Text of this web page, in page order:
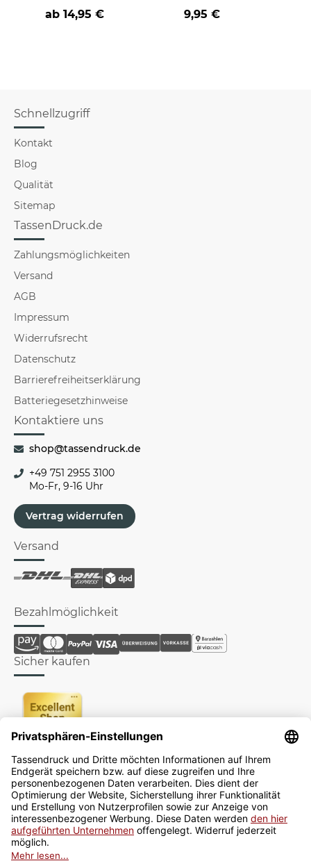
dich - mit 4 Fotos
ab 14,95 €
keinen hässlichen
Freund" - Weiss
9,95 €
Schnellzugriff
Kontakt
Blog
Qualität
Sitemap
TassenDruck.de
Zahlungsmöglichkeiten
Versand
AGB
Impressum
Widerrufsrecht
Datenschutz
Barrierefreiheitserklärung
Batteriegesetzhinweise
Kontaktiere uns
shop@tassendruck.de
+49 751 2955 3100
Mo-Fr, 9-16 Uhr
Vertrag widerrufen
Versand
Bezahlmöglichkeit
Sicher kaufen
Newsletter